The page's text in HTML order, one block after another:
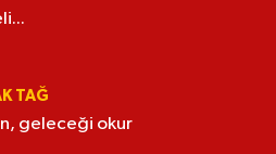
TAĞ
geleceği okur